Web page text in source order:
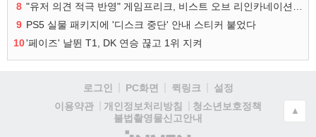
8
9 PS5 실물 패키지에 '디스크 중단' 안내 스티커 붙었다
10'페이즈' 날뛴 T1, DK 연승 끊고 1위 지켜
로그인 PC화면 퀵링크
설정
이용약관
개인정보처리방침
청소년보호정책
불법촬영물신고안내
▲